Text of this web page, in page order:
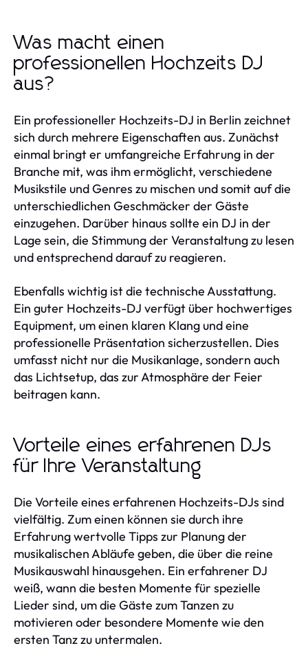
Was macht einen
professionellen Hochzeits DJ
aus?
Ein professioneller Hochzeits-DJ in Berlin zeichnet
sich durch mehrere Eigenschaften aus. Zunächst
einmal bringt er umfangreiche Erfahrung in der
Branche mit, was ihm ermöglicht, verschiedene
Musikstile und Genres zu mischen und somit auf die
unterschiedlichen Geschmäcker der Gäste
einzugehen. Darüber hinaus sollte ein DJ in der
Lage sein, die Stimmung der Veranstaltung zu lesen
und entsprechend darauf zu reagieren.
Ebenfalls wichtig ist die technische Ausstattung.
Ein guter Hochzeits-DJ verfügt über hochwertiges
Equipment, um einen klaren Klang und eine
professionelle Präsentation sicherzustellen. Dies
umfasst nicht nur die Musikanlage, sondern auch
das Lichtsetup, das zur Atmosphäre der Feier
beitragen kann.
Vorteile eines erfahrenen DJs
für Ihre Veranstaltung
Die Vorteile eines erfahrenen Hochzeits-DJs sind
vielfältig. Zum einen können sie durch ihre
Erfahrung wertvolle Tipps zur Planung der
musikalischen Abläufe geben, die über die reine
Musikauswahl hinausgehen. Ein erfahrener DJ
weiß, wann die besten Momente für spezielle
Lieder sind, um die Gäste zum Tanzen zu
motivieren oder besondere Momente wie den
ersten Tanz zu untermalen.